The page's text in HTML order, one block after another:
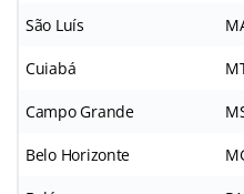
São Luís
Cuiabá
Campo Grande
Belo Horizonte